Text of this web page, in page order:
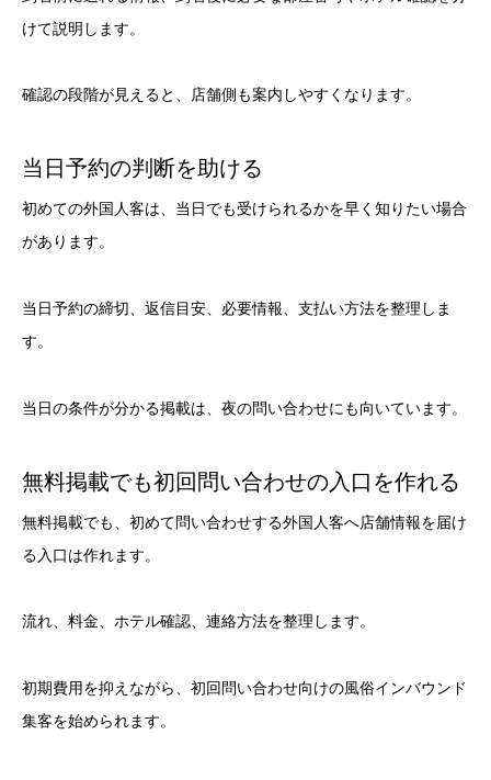
けて説明します。
確認の段階が見えると、店舗側も案内しやすくなります。
当日予約の判断を助ける
初めての外国人客は、当日でも受けられるかを早く知りたい場合
があります。
当日予約の締切、返信目安、必要情報、支払い方法を整理しま
す。
当日の条件が分かる掲載は、夜の問い合わせにも向いています。
無料掲載でも初回問い合わせの入口を作れる
無料掲載でも、初めて問い合わせする外国人客へ店舗情報を届け
る入口は作れます。
流れ、料金、ホテル確認、連絡方法を整理します。
初期費用を抑えながら、初回問い合わせ向けの風俗インバウンド
集客を始められます。